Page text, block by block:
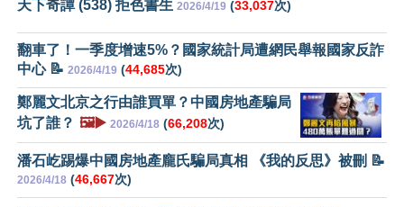
天下奇譚 (538) 拒色書生 2026/4/19 (33,037次)
翻車了！一季度增速5%？國家統計局遭網民舉報國家反詐
中心 📝 2026/4/19 (44,685次)
鄭麗文北京之行由誰買單？中國房地產騙局
坑了誰？ 🖼️▶️ 2026/4/18 (66,208次)
潘石屹踢爆中國房地產龐氏騙局真相 《我的反思》被刪 📝
2026/4/18 (46,667次)